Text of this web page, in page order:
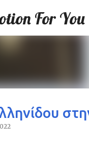
For You